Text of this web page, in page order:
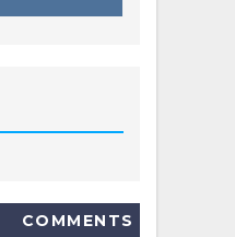
COMMENTS